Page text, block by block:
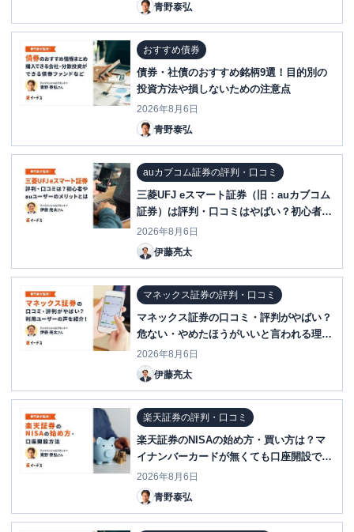
青野泰弘
おすすめ債券
債券・社債のおすすめ銘柄9選！目的別の
投資方法や損しないための注意点
2026年8月6日
青野泰弘
auカブコム証券の評判・口コミ
三菱UFJ eスマート証券（旧：auカブコム
証券）は評判・口コミはやばい？初心者や
auユーザーのメリットとは
2026年8月6日
伊藤亮太
マネックス証券の評判・口コミ
マネックス証券の口コミ・評判がやばい？
危ない・やめたほうがいいと言われる理由
を調査！
2026年8月6日
伊藤亮太
楽天証券の評判・口コミ
楽天証券のNISAの始め方・買い方は？マ
イナンバーカードが無くても口座開設でき
る！
2026年8月6日
青野泰弘